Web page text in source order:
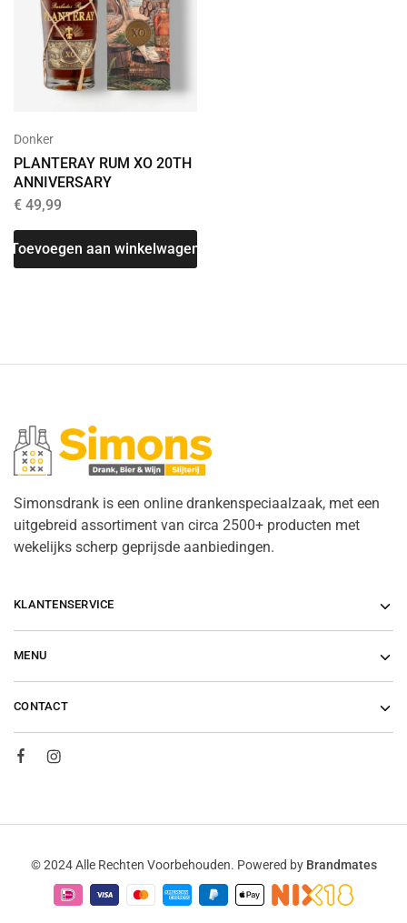
Donker
PLANTERAY RUM XO 20TH
ANNIVERSARY
€ 49,99
Toevoegen aan winkelwagen
Simonsdrank is een online drankenspeciaalzaak, met een
uitgebreid assortiment van circa 2500+ producten met
wekelijks scherp geprijsde aanbiedingen.
KLANTENSERVICE
MENU
CONTACT
© 2024 Alle Rechten Voorbehouden. Powered by Brandmates